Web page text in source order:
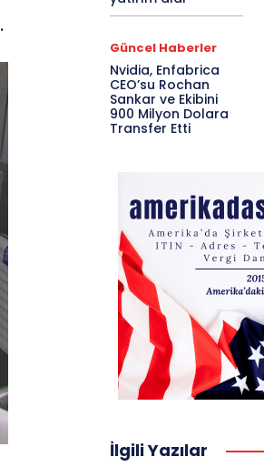
Güncel Haberler
Nvidia, Enfabrica
CEO’su Rochan
Sankar ve Ekibini
900 Milyon Dolara
Transfer Etti
İlgili Yazılar